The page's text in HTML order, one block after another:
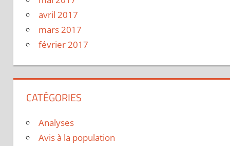
avril 2017
mars 2017
février 2017
CATÉGORIES
Analyses
Avis à la population